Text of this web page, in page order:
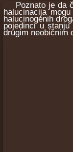
Poznato je da
halucinacija
halucinogenih
pojedinci u
drugim neobičnim